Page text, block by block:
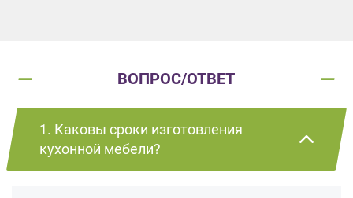
ВОПРОС/ОТВЕТ
1. Каковы сроки изготовления
кухонной мебели?